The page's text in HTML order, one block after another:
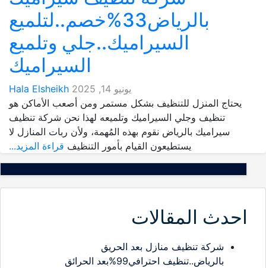
بالرياض33%خصم..لتلميع
السيراميك..جلي وتلميع
السيراميك
يونيو 14, 2025
Hala Elsheikh
يحتاج المنزل للتنظيف بشكل مستمر ومن أصعب الأماكن هو
تنظيف وجلي السيراميك وتلميعه لهذا نحن شركة تنظيف
سيراميك بالرياض نقوم بهذه المُهمة، ولأن ربات المنازل لا
يستطيعون القيام بأمور التنظيف قراءة المزيد...
احدث المقالات
شركة تنظيف منازل بعد الحريق
بالرياض..تنظيف احترافي99%بعد الحرائق